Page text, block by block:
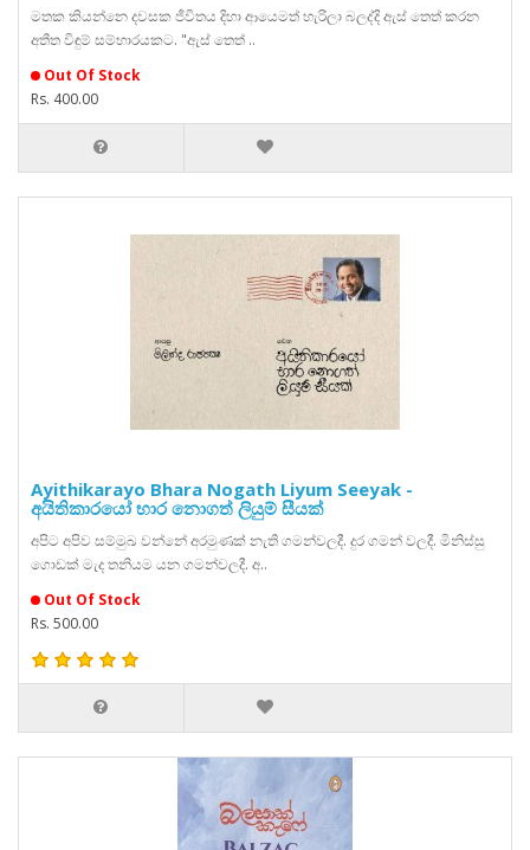
මතක කියන්නෙ දවසක ජීවිතය දිහා ආයෙමත් හැරිලා බලද්දි ඇස් තෙත් කරන
අතීත විඳුම් සම්භාරයකට. "ඇස් තෙත් ..
Out Of Stock
Rs. 400.00
Ayithikarayo Bhara Nogath Liyum Seeyak -
අයිතිකාරයෝ භාර නොගත් ලියුම් සීයක්
අපිට අපිව සම්මුඛ වන්නේ අරමුණක් නැති ගමන්වලදී. දුර ගමන් වලදී. මිනිස්සු
ගොඩක් මැද තනියම යන ගමන්වලදී. අ..
Out Of Stock
Rs. 500.00